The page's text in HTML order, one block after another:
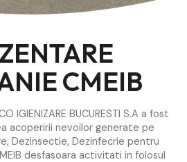
CMEIB
IGIENIZARE BUCURESTI S.A a fost
acoperirii nevoilor generate pe
Dezinsectie, Dezinfecrie pentru
desfasoara activitati in folosul